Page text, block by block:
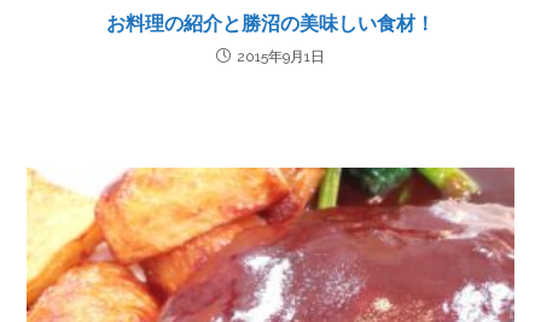
お料理の紹介と勝沼の美味しい食材！
2015年9月1日